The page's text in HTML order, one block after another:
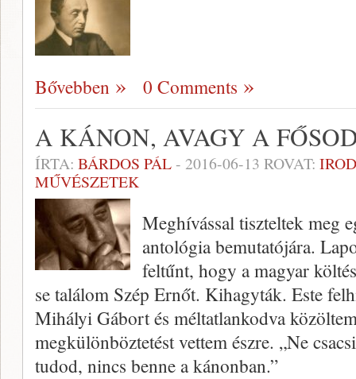
Bővebben 0 Comments
A KÁNON, AVAGY A
ÍRTA: BÁRDOS PÁL- 2016-06-13 ROVAT:
MŰVÉSZETEK
Meghívással tiszteltek meg
antológia bemutatójára.
feltűnt, hogy a magyar
se találom Szép Ernőt. Kihagyták. Este
Mihályi Gábort és méltatlankodva
megkülönböztetést vettem észre. „Ne
tudod, nincs benne a kánonban.”